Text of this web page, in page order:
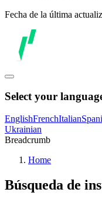
Fecha de la última
Select your
EnglishFrenchItalian
Ukrainian
Breadcrumb
Home
Búsqueda de